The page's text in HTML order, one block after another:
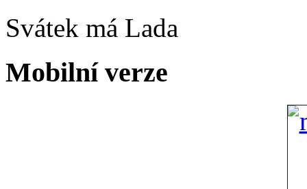
Svátek má Lada
Mobilní verze